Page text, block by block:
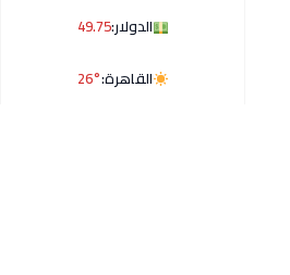
الدولار:49.75
القاهرة:26°